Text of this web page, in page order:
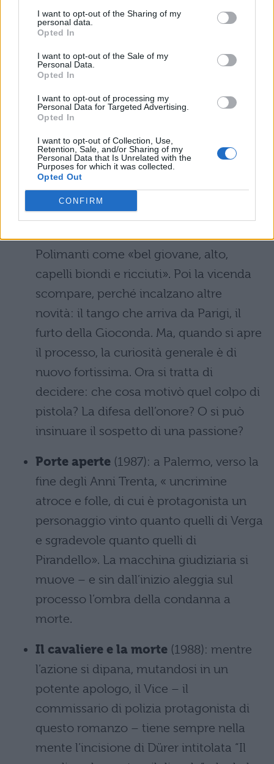
I want to opt-out of the Sharing of my
personal data.
Opted In
I want to opt-out of the Sale of my
Personal Data.
Opted In
I want to opt-out of processing my
Personal Data for Targeted Advertising.
Opted In
I want to opt-out of Collection, Use,
Retention, Sale, and/or Sharing of my
Personal Data that Is Unrelated with the
Purposes for which it was collected.
Opted Out
CONFIRM
La strega e il capitano
seicentesco caso di stregoneria, trattato
1912 più 1
contessa Maria Tiepolo, moglie del
capitano Carlo Ferruccio Oggioni,
uccide l’attendente del marito, il
bersagliere Quintilio Polimanti. Per
qualche giorno l’Italia si distoglie da altri
pensieri per concentrarsi sulla contessa,
che i giornali definiscono subito
Polimanti come «bel giovane, alto,
capelli biondi e ricciuti». Poi la vicenda
scompare, perché incalzano altre
novità: il tango che arriva da Parigi, il
furto della Gioconda. Ma, quando si apre
il processo, la curiosità generale è di
nuovo fortissima. Ora si tratta di
decidere: che cosa motivò quel colpo di
pistola? La difesa dell’onore? O si può
insinuare il sospetto di una passione?
Porte aperte (1987): a Palermo, verso la
fine degli Anni Trenta, « uncrimine
atroce e folle, di cui è protagonista un
personaggio vinto quanto quelli di Verga
e sgradevole quanto quelli di
Pirandello». La macchina giudiziaria si
muove – e sin dall’inizio aleggia sul
processo l’ombra della condanna a
morte.
Il cavaliere e la morte (1988): mentre
l’azione si dipana, mutandosi in un
potente apologo, il Vice – il
commissario di polizia protagonista di
questo romanzo – tiene sempre nella
mente l’incisione di Dürer intitolata “Il